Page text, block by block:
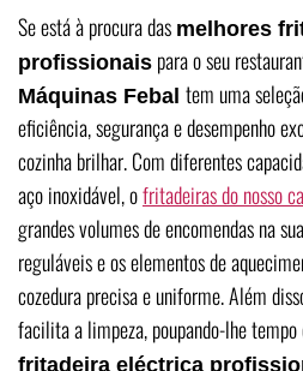
Se está à procura das melhores
profissionais para o seu
Máquinas Febal tem uma
eficiência, segurança e desempenho
cozinha brilhar. Com diferentes
aço inoxidável, ofritadeiras do nosso
grandes volumes de encomendas na
reguláveis e os elementos de
cozedura precisa e uniforme. Além
facilita a limpeza, poupando-lhe tempo
fritadeira eléctrica